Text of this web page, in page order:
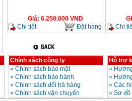
Giá: 6.250.000VND
Chi tiết
Đặt hàng
Chi
Chính sách công ty
» Chính sách bảo mật
» Chính sách bảo hành
» Chinh sách đổi trả hàng
» Chính sách vận chuyển
Hỗ trợ
»
»
» Các
» Sơ